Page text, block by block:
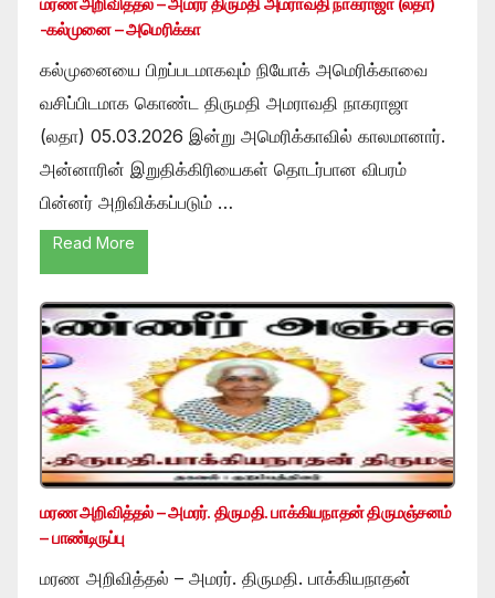
-கல்முனை – அமெரிக்கா
கல்முனையை பிறப்படமாகவும் நியோக் அமெரிக்காவை
வசிப்பிடமாக கொண்ட திருமதி அமராவதி நாகராஜா
(லதா) 05.03.2026 இன்று அமெரிக்காவில் காலமானார்.
அன்னாரின் இறுதிக்கிரியைகள் தொடர்பான விபரம்
பின்னர் அறிவிக்கப்படும் …
Read More
மரண அறிவித்தல் – அமரர். திருமதி. பாக்கியநாதன் திருமஞ்சனம்
– பாண்டிருப்பு
மரண அறிவித்தல் – அமரர். திருமதி. பாக்கியநாதன்